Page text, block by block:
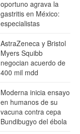
oportuno agrava la
gastritis en México:
especialistas
AstraZeneca y Bristol
Myers Squibb
negocian acuerdo de
400 mil mdd
Moderna inicia ensayo
en humanos de su
vacuna contra cepa
Bundibugyo del ébola